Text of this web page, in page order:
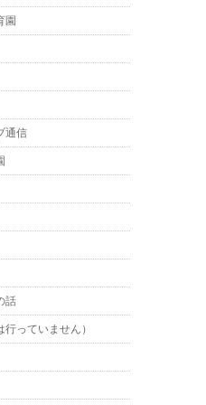
園
通信
話
っていません）